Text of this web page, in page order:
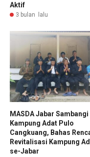
Aktif
3 bulan lalu
MASDA Jabar Sambangi
Kampung Adat Pulo
Cangkuang, Bahas
Revitalisasi Kampung
se-Jabar